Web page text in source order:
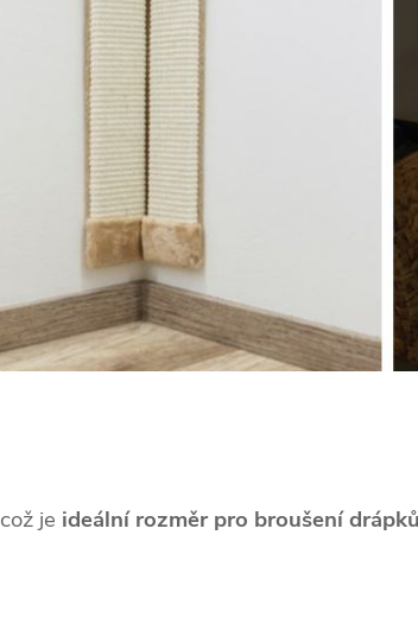
což je ideální rozměr pro broušení